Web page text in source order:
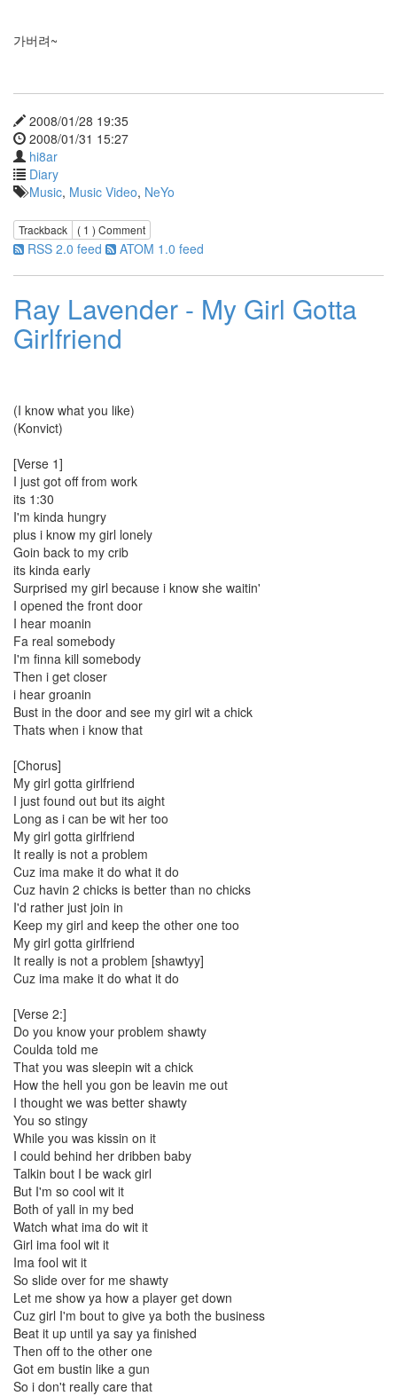
가버려~
2008/01/28 19:35
2008/01/31 15:27
hi8ar
Diary
Music, Music Video, NeYo
Trackback ( 1 ) Comment
RSS 2.0 feed ATOM 1.0 feed
Ray Lavender - My Girl Gotta
Girlfriend
(I know what you like)
(Konvict)
[Verse 1]
I just got off from work
its 1:30
I'm kinda hungry
plus i know my girl lonely
Goin back to my crib
its kinda early
Surprised my girl because i know she waitin'
I opened the front door
I hear moanin
Fa real somebody
I'm finna kill somebody
Then i get closer
i hear groanin
Bust in the door and see my girl wit a chick
Thats when i know that
[Chorus]
My girl gotta girlfriend
I just found out but its aight
Long as i can be wit her too
My girl gotta girlfriend
It really is not a problem
Cuz ima make it do what it do
Cuz havin 2 chicks is better than no chicks
I'd rather just join in
Keep my girl and keep the other one too
My girl gotta girlfriend
It really is not a problem [shawtyy]
Cuz ima make it do what it do
[Verse 2:]
Do you know your problem shawty
Coulda told me
That you was sleepin wit a chick
How the hell you gon be leavin me out
I thought we was better shawty
You so stingy
While you was kissin on it
I could behind her dribben baby
Talkin bout I be wack girl
But I'm so cool wit it
Both of yall in my bed
Watch what ima do wit it
Girl ima fool wit it
Ima fool wit it
So slide over for me shawty
Let me show ya how a player get down
Cuz girl I'm bout to give ya both the business
Beat it up until ya say ya finished
Then off to the other one
Got em bustin like a gun
So i don't really care that
드
통
ScreenShot
2006
그
래
지
다!
Ma
mg40
관
Powder
Wall-
페
스
북
Holidays
다
운
로
드
데
이
MS700
농
구
크
롬
chron
benq
선
물
문
객
background
Guestbook
무
료
호
스
팅
Rk
키
보
드
유
저
스
토
리
랩
Custom
CSS
Notices
About
By
hi8ar
스
킨
만